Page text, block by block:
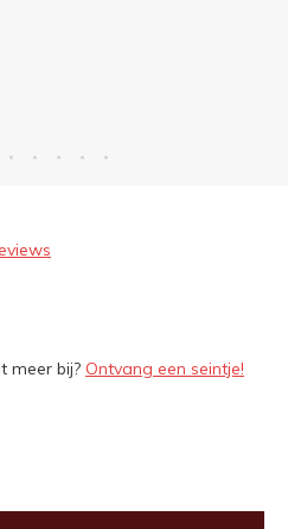
meer bij? Ontvang een seintje!